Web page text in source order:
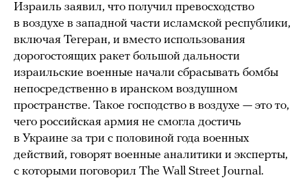
Израиль заявил, что получил превосходство
в воздухе в западной части исламской республики,
включая Тегеран, и вместо использования
дорогостоящих ракет большой дальности
израильские военные начали сбрасывать бомбы
непосредственно в иранском воздушном
пространстве. Такое господство в воздухе — это то,
чего российская армия не смогла достичь
в Украине за три с половиной года военных
действий, говорят военные аналитики и эксперты,
с которыми поговорил The Wall Street Journal.